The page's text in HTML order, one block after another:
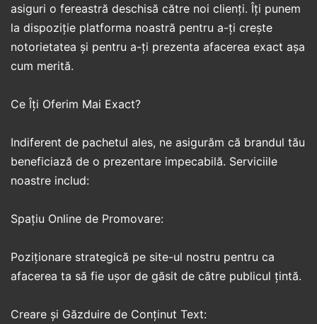
asiguri o fereastră deschisă către noi clienți. Îți punem
la dispoziție platforma noastră pentru a-ți crește
notorietatea și pentru a-ți prezenta afacerea exact așa
cum merită.
Ce Îți Oferim Mai Exact? ​
Indiferent de pachetul ales, ne asigurăm că brandul tău
beneficiază de o prezentare impecabilă. Serviciile
noastre includ: ​
Spațiu Online de Promovare:
Poziționare strategică pe site-ul nostru pentru ca
afacerea ta să fie ușor de găsit de către publicul țintă. ​
Creare și Găzduire de Conținut Text: